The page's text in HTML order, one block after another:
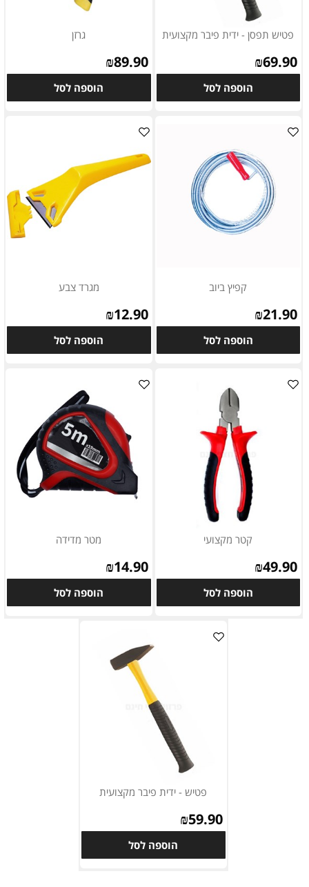
פטיש תפסן - ידית פיבר מקצועית
₪69.90
הוספה לסל
גרזן
₪89.90
הוספה לסל
קפיץ ביוב
₪21.90
הוספה לסל
מגרד צבע
₪12.90
הוספה לסל
קטר מקצועי
₪49.90
הוספה לסל
מטר מדידה
₪14.90
הוספה לסל
פטיש - ידית פיבר מקצועית
₪59.90
הוספה לסל